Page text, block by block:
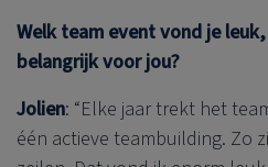
Welk team event vond je
belangrijk voor jou?
Jolien: “Elke jaar trekt het
één actieve teambuilding. Zo